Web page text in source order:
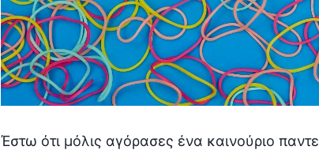
Έστω ότι μόλις αγόρασες ένα καινούριο